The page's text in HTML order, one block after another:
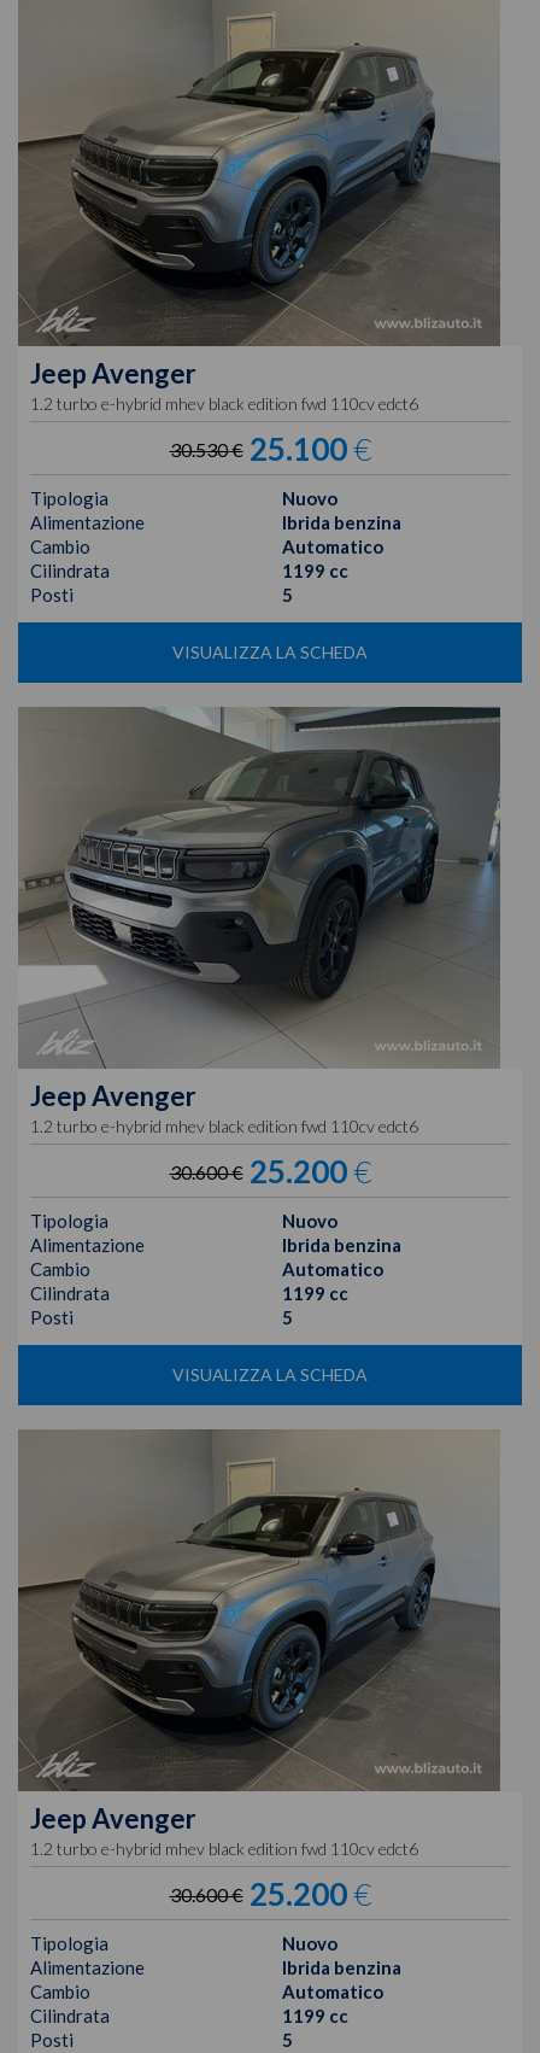
JeepAvenger
1.2 turbo e-hybrid mhev black edition fwd 110cv edct6
30.530 € 25.100€
Tipologia
Nuovo
Alimentazione
Ibrida benzina
Cambio
Automatico
Cilindrata
1199 cc
Posti
5
VISUALIZZA LA SCHEDA
JeepAvenger
1.2 turbo e-hybrid mhev black edition fwd 110cv edct6
30.600 € 25.200€
Tipologia
Nuovo
Alimentazione
Ibrida benzina
Cambio
Automatico
Cilindrata
1199 cc
Posti
5
VISUALIZZA LA SCHEDA
JeepAvenger
1.2 turbo e-hybrid mhev black edition fwd 110cv edct6
30.600 € 25.200€
Tipologia
Nuovo
Alimentazione
Ibrida benzina
Cambio
Automatico
Cilindrata
1199 cc
Posti
5